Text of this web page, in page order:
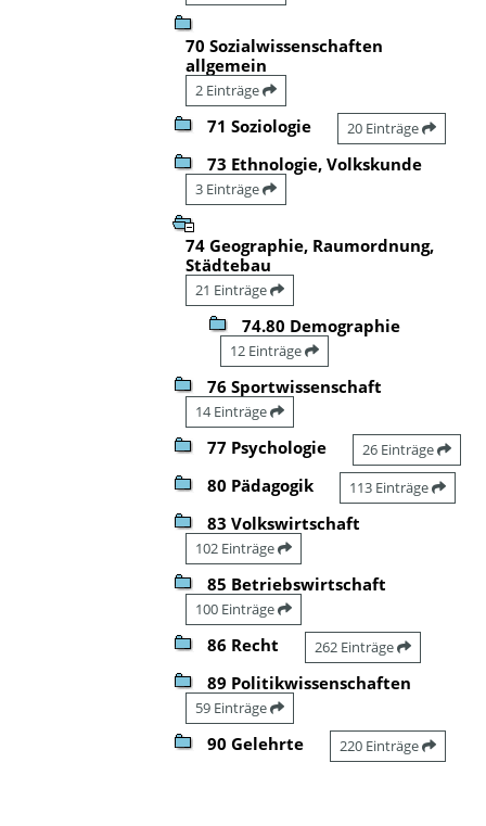
70 Sozialwissenschaften
allgemein
2 Einträge
71 Soziologie 20 Einträge
73 Ethnologie, Volkskunde
3 Einträge
74 Geographie, Raumordnung,
Städtebau
21 Einträge
74.80 Demographie
12 Einträge
76 Sportwissenschaft
14 Einträge
77 Psychologie 26 Einträge
80 Pädagogik 113 Einträge
83 Volkswirtschaft
102 Einträge
85 Betriebswirtschaft
100 Einträge
86 Recht 262 Einträge
89 Politikwissenschaften
59 Einträge
90 Gelehrte 220 Einträge